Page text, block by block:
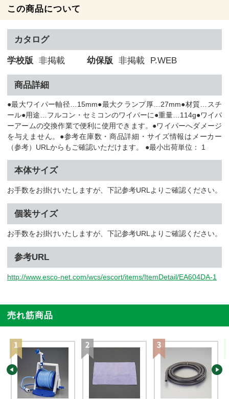
この商品について
カタログ
学校版 非掲載 幼保版 非掲載 P.WEB
商品詳細
●最大ワイパー軸径…15mm●最大クランプ厚…27mm●材質…スチ
ール●用途…フルコン・セミコンのワイパーに●重量…114g●ワイパ
ーアームの交換作業で便利に使用できます。●ワイパーへダメージ
を与えません。●参考在庫数・商品詳細・サイズ情報はメーカー
（参考）URLからもご確認いただけます。 ●最小出荷単位： 1
本体サイズ
お手数をお掛けいたしますが、下記参考URLよりご確認ください。
個装サイズ
お手数をお掛けいたしますが、下記参考URLよりご確認ください。
参考URL
http://www.esco-net.com/wcs/escort/items/ItemDetail/EA604DA-1
売れ筋商品